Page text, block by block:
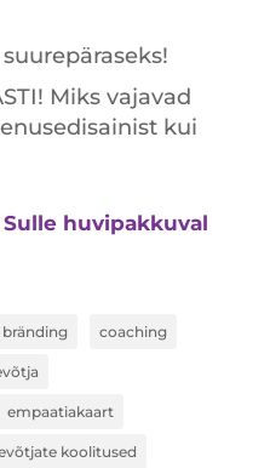
Miks vajavad
kui
huvipakkuval
bränding coaching
empaatiakaart
koolitused